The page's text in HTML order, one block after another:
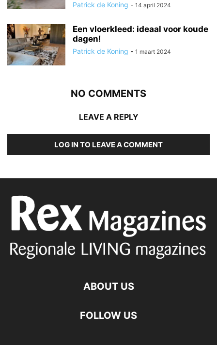
Patrick de Koning - 14 april 2024
Een vloerkleed: ideaal voor koude
dagen!
Patrick de Koning - 1 maart 2024
NO COMMENTS
LEAVE A REPLY
LOG IN TO LEAVE A COMMENT
ABOUT US
FOLLOW US